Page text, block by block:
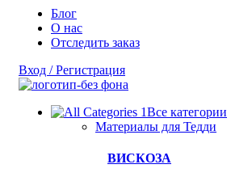
Блог
О нас
Отследить заказ
Вход / Регистрация
Все категории
Материалы для Тедди
ВИСКОЗА